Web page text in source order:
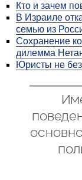
Кто и зачем
В Израиле
семью из
Сохранение
дилемма
Юристы не